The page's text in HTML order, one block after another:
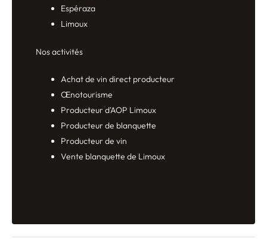
Espéraza
Limoux
Nos activités
Achat de vin direct producteur
Œnotourisme
Producteur d'AOP Limoux
Producteur de blanquette
Producteur de vin
Vente blanquette de Limoux